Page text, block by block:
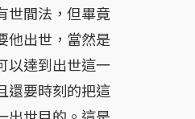
世間法，但畢竟
他出世，當然是
以達到出世這一
還要時刻的把這